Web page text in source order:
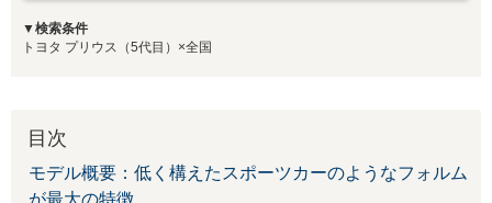
▼検索条件
トヨタ プリウス（5代目）×全国
目次
モデル概要：低く構えたスポーツカーのようなフォルム
が最大の特徴